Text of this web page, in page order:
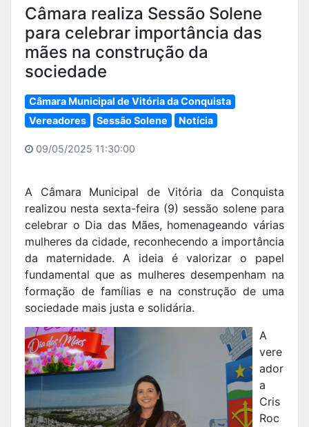
Câmara realiza Sessão Solene
para celebrar importância das
mães na construção da
sociedade
Câmara Municipal de Vitória da Conquista
Vereadores
Sessão Solene Notícia
09/05/2025 11:30:00
A Câmara Municipal de Vitória da Conquista
realizou nesta sexta-feira (9) sessão solene para
celebrar o Dia das Mães, homenageando várias
mulheres da cidade, reconhecendo a importância
da maternidade. A ideia é valorizar o papel
fundamental que as mulheres desempenham na
formação de famílias e na construção de uma
sociedade mais justa e solidária.
A
vere
ador
a
Cris
Roc